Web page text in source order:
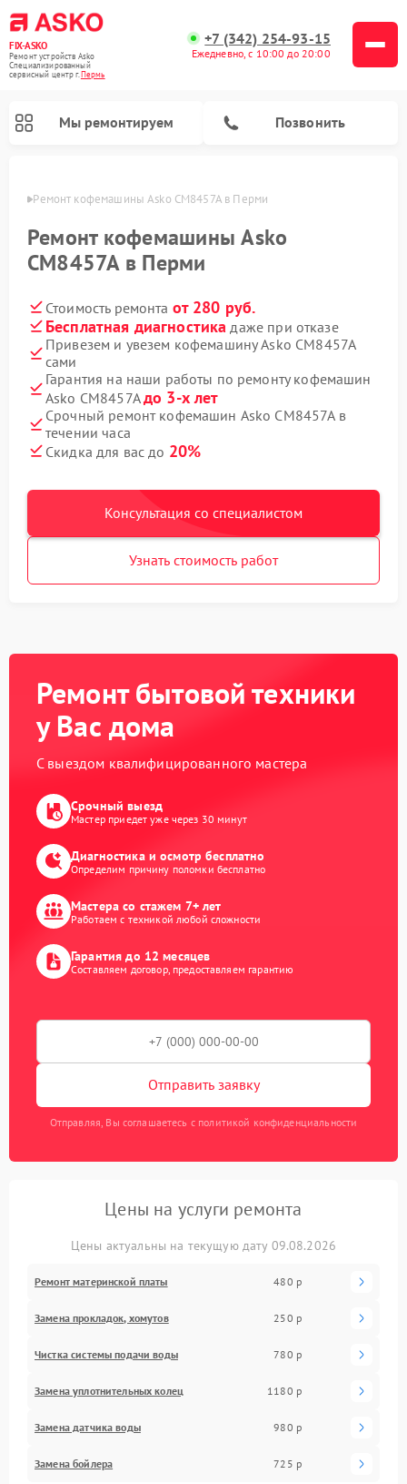
FIX-ASKO
Ремонт устройств Asko
Специализированный
cервисный центр г.Пермь
+7 (342) 254-93-15
Ежедневно, с 10:00 до 20:00
Мы ремонтируем Позвонить
Ремонт кофемашины Asko CM8457A в Перми
Ремонт кофемашины Asko
CM8457A в Перми
Стоимость ремонта от 280 руб.
Бесплатная диагностика даже при отказе
Привезем и увезем кофемашину Asko CM8457A
сами
Гарантия на наши работы по ремонту кофемашин
Asko CM8457Aдо 3-х лет
Срочный ремонт кофемашин Asko CM8457A в
течении часа
Скидка для вас до 20%
Консультация со специалистом
Узнать стоимость работ
Ремонт бытовой техники
у Вас дома
С выездом квалифицированного мастера
Срочный выезд
Мастер приедет уже через 30 минут
Диагностика и осмотр бесплатно
Определим причину поломки бесплатно
Мастера со стажем 7+ лет
Работаем с техникой любой сложности
Гарантия до 12 месяцев
Составляем договор, предоставляем гарантию
Отправить заявку
Отправляя, Вы соглашаетесь с политикой конфиденциальности
Цены на услуги ремонта
Цены актуальны на текущую дату 09.08.2026
Ремонт материнской платы 480 р
Замена прокладок, хомутов 250 р
Чистка системы подачи воды 780 р
Замена уплотнительных колец 1180 р
Замена датчика воды 980 р
Замена бойлера 725 р